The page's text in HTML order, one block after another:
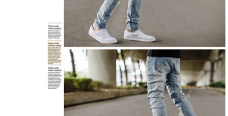
５．嚴禁一人註冊多個帳號或使用他人資訊註冊。若發現惡意使用之情形，
恩沛科技股份有限公司將有權停止該用戶之使用額度並採取法律行動。